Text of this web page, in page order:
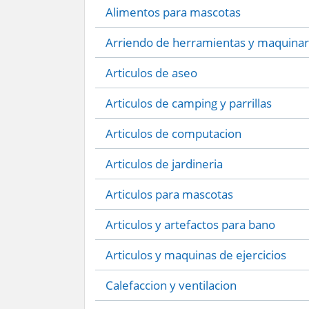
Alimentos para mascotas
Arriendo de herramientas y
Articulos de aseo
Articulos de camping y parrillas
Articulos de computacion
Articulos de jardineria
Articulos para mascotas
Articulos y artefactos para bano
Articulos y maquinas de ejercicios
Calefaccion y ventilacion